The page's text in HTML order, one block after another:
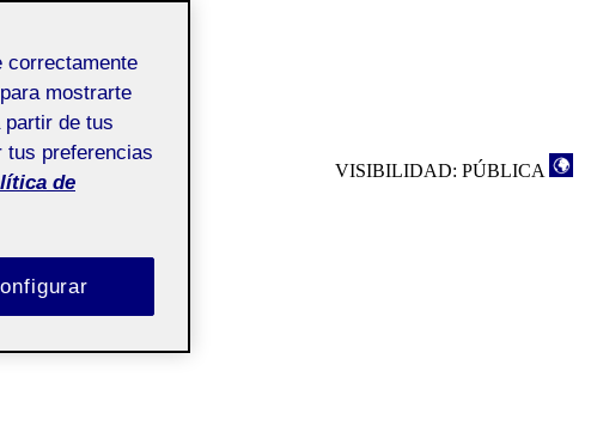
VISIBILIDAD: PÚBLICA
correctamente
mostrarte
partir de tus
tus preferencias
de